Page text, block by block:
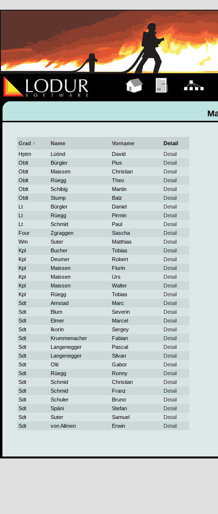
Grad ↑ Name Vorname
Detail
Hptm
Lüönd David
Detail
Oblt
Bürgler Pius
Detail
Oblt
Maissen Christian
Detail
Oblt
Rüegg Theo
Detail
Oblt
Schibig Martin
Detail
Oblt
Stump Balz
Detail
Lt
Bürgler Daniel
Detail
Lt
Rüegg Pirmin
Detail
Lt
Schmid Paul
Detail
Four
Zgraggen Sascha
Detail
Wm
Suter Matthias
Detail
Kpl
Bucher Tobias
Detail
Kpl
Deumer Robert
Detail
Kpl
Maissen Flurin
Detail
Kpl
Maissen Urs
Detail
Kpl
Maissen Walter
Detail
Kpl
Rüegg Tobias
Detail
Sdt
Amstad Marc
Detail
Sdt
Blum Severin
Detail
Sdt
Elmer Marcel
Detail
Sdt
Ikorin Sergey
Detail
Sdt
Krummenacher Fabian
Detail
Sdt
Langenegger Pascal
Detail
Sdt
Langenegger Silvan
Detail
Sdt
Olti Gabor
Detail
Sdt
Rüegg Ronny
Detail
Sdt
Schmid Christian
Detail
Sdt
Schmid Franz
Detail
Sdt
Schuler Bruno
Detail
Sdt
Späni Stefan
Detail
Sdt
Suter Samuel
Detail
Sdt
von Allmen Erwin Detail